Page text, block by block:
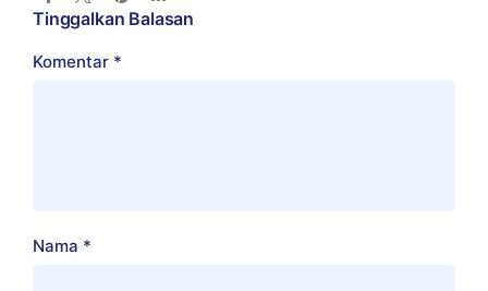
Tinggalkan Balasan
Komentar *
Nama *